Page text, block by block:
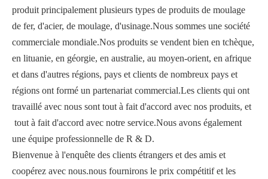
produit principalement plusieurs types de produits de moulage
de fer, d'acier, de moulage, d'usinage.Nous sommes une société
commerciale mondiale.Nos produits se vendent bien en tchèque,
en lituanie, en géorgie, en australie, au moyen-orient, en afrique
et dans d'autres régions, pays et clients de nombreux pays et
régions ont formé un partenariat commercial.Les clients qui ont
travaillé avec nous sont tout à fait d'accord avec nos produits, et
tout à fait d'accord avec notre service.Nous avons également
une équipe professionnelle de R & D.
Bienvenue à l'enquête des clients étrangers et des amis et
coopérez avec nous.nous fournirons le prix compétitif et les